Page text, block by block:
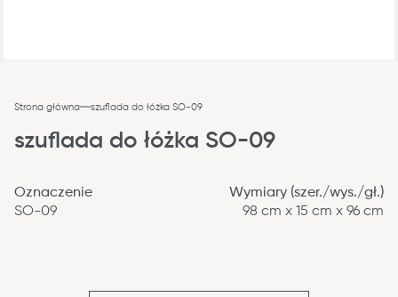
Strona główna szuflada do łóżka SO-09
szuflada do łóżka SO-09
Oznaczenie
SO-09
Wymiary (szer./wys./gł.)
98 cm x 15 cm x 96 cm